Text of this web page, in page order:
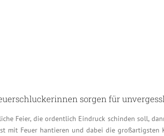
sorgen für
Feier, die ordentlich Eindruck schinden soll,
Feuer hantieren und dabei die großartigsten